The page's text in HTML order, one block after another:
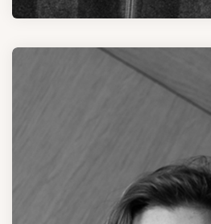
François
GÉRANT
Gestion du vignoble et